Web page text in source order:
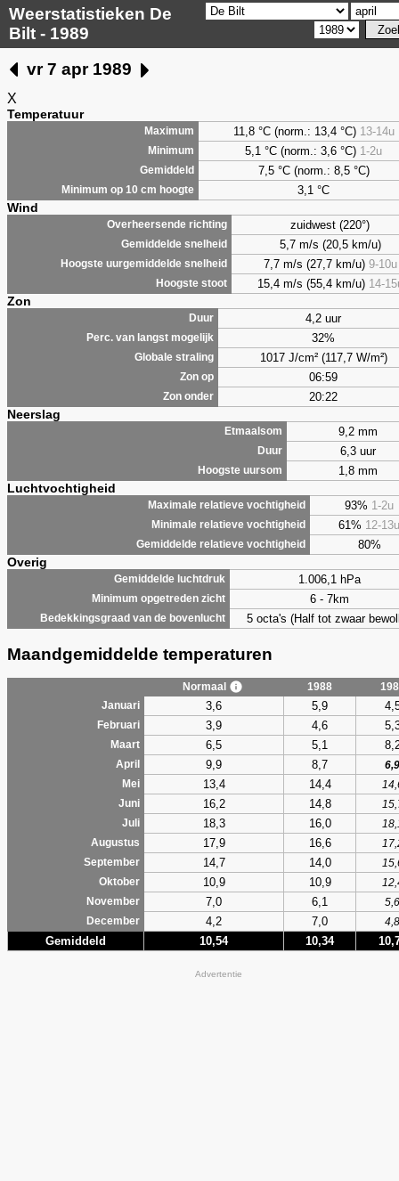
Weerstatistieken De
Bilt - 1989
vr 7 apr 1989
X
Temperatuur
Maximum 11,8 °C (norm.: 13,4 °C) 13-14u
Minimum 5,1 °C (norm.: 3,6 °C) 1-2u
Gemiddeld 7,5°C (norm.: 8,5 °C)
Minimum op 10 cm hoogte 3,1 °C
Wind
Overheersende richting zuidwest (220°)
Gemiddelde snelheid 5,7 m/s (20,5 km/u)
Hoogste uurgemiddelde snelheid 7,7 m/s (27,7 km/u) 9-10u
Hoogste stoot 15,4 m/s (55,4 km/u) 14-
Zon
Duur 4,2 uur
Perc. van langst mogelijk 32%
Globale straling 1017 J/cm² (117,7 W/m²)
Zon op 06:59
Zon onder 20:22
Neerslag
Etmaalsom 9,2 mm
Duur 6,3 uur
Hoogste uursom 1,8 mm
Luchtvochtigheid
Maximale relatieve vochtigheid 93% 1-2u
Minimale relatieve vochtigheid 61% 12-13u
Gemiddelde relatieve vochtigheid 80%
Overig
Gemiddelde luchtdruk 1.006,1 hPa
Minimum opgetreden zicht 6 - 7km
Bedekkingsgraad van de bovenlucht 5 octa's (Half tot zwaar
Maandgemiddelde temperaturen
Normaal 1988
Januari
3,6 5,9
Februari 3,9 4,6
Maart 6,5 5,1
April 9,9 8,7
6,9
Mei
13,4 14,4
Juni
16,2 14,8
Juli
18,3 16,0
Augustus
17,9 16,6
September
14,7 14,0
Oktober
10,9 10,9
November
7,0 6,1
5,6
December
4,2 7,0 4,8
Gemiddeld 10,54 10,34
Advertentie